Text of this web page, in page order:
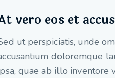
vero eos et
ut perspiciatis, unde
doloremque
quae ab illo inventore